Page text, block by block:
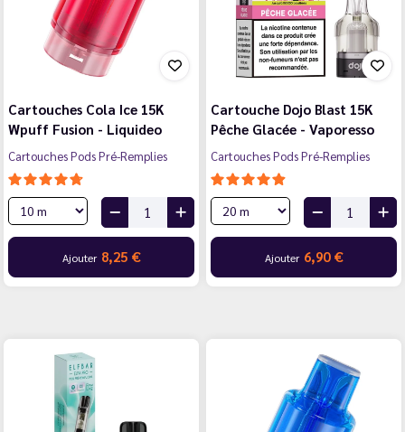
Cartouches Cola Ice 15K
Wpuff Fusion - Liquideo
Cartouches Pods Pré-Remplies
Ajouter 8,25 €
Cartouche Dojo Blast 15K
Pêche Glacée - Vaporesso
Cartouches Pods Pré-Remplies
Ajouter 6,90 €